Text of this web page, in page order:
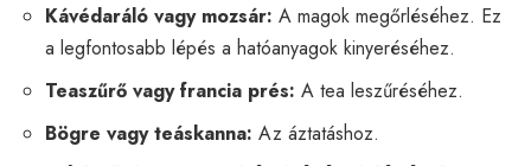
Kávédaráló vagy mozsár: A magok megőrléséhez. Ez
a legfontosabb lépés a hatóanyagok kinyeréséhez.
Teaszűrő vagy francia prés: A tea leszűréséhez.
Bögre vagy teáskanna: Az áztatáshoz.